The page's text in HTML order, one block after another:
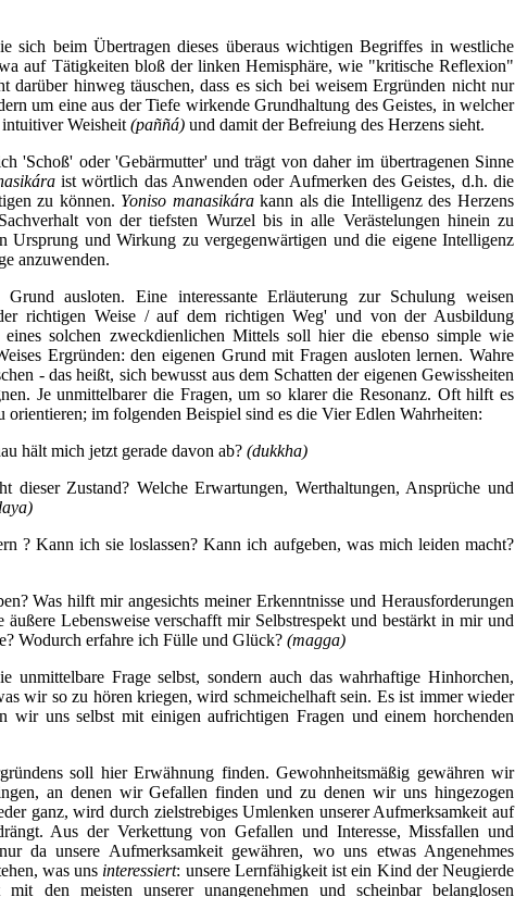
sich beim Übertragen dieses überaus wichtigen Begriffes in westliche
auf Tätigkeiten bloß der linken Hemisphäre, wie "kritische Reflexion"
darüber hinweg täuschen, dass es sich bei weisem Ergründen nicht nur
um eine aus der Tiefe wirkende Grundhaltung des Geistes, in welcher
Weisheit (paññá) und damit der Befreiung des Herzens sieht.
'Schoß' oder 'Gebärmutter' und trägt von daher im übertragenen Sinne
ist wörtlich das Anwenden oder Aufmerken des Geistes, d.h. die
zu können. Yoniso manasikárakann als die Intelligenz des Herzens
von der tiefsten Wurzel bis in alle Verästelungen hinein zu
Ursprung und Wirkung zu vergegenwärtigen und die eigene Intelligenz
anzuwenden.
ausloten. Eine interessante Erläuterung zur Schulung weisen
richtigen Weise / auf dem richtigen Weg' und von der Ausbildung
solchen zweckdienlichen Mittels soll hier die ebenso simple wie
Ergründen: den eigenen Grund mit Fragen ausloten lernen. Wahre
- das heißt, sich bewusst aus dem Schatten der eigenen Gewissheiten
Je unmittelbarer die Fragen, um so klarer die Resonanz. Oft hilft es
im folgenden Beispiel sind es die Vier Edlen Wahrheiten:
hält mich jetzt gerade davon ab? (dukkha)
dieser Zustand? Welche Erwartungen, Werthaltungen, Ansprüche und
? Kann ich sie loslassen? Kann ich aufgeben, was mich leiden macht?
Was hilft mir angesichts meiner Erkenntnisse und Herausforderungen
Lebensweise verschafft mir Selbstrespekt und bestärkt in mir und
Wodurch erfahre ich Fülle und Glück? (magga)
Frage selbst, sondern auch das wahrhaftige Hinhorchen,
wir so zu hören kriegen, wird schmeichelhaft sein. Es ist immer wieder
uns selbst mit einigen aufrichtigen Fragen und einem horchenden
soll hier Erwähnung finden. Gewohnheitsmäßig gewähren wir
an denen wir Gefallen finden und zu denen wir uns hingezogen
ganz, wird durch zielstrebiges Umlenken unserer Aufmerksamkeit auf
Aus der Verkettung von Gefallen und Interesse, Missfallen und
da unsere Aufmerksamkeit gewähren, wo uns etwas Angenehmes
was uns interessiert: unsere Lernfähigkeit ist ein Kind der Neugierde
den meisten unserer unangenehmen und scheinbar belanglosen